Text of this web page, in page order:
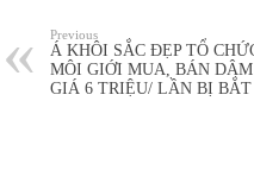
Previous
Á KHÔI SẮC ĐẸP TỔ
MÔI GIỚI MUA, BÁN
GIÁ 6 TRIỆU/ LẦN BỊ BẮT